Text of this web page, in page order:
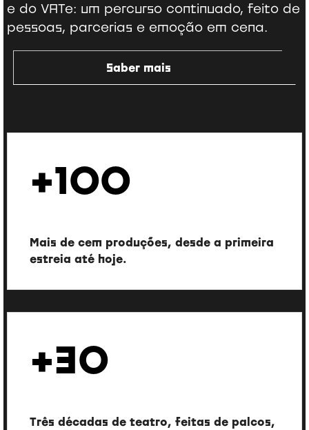
e do VATe: um percurso continuado, feito de
pessoas, parcerias e emoção em cena.
Saber mais
+100
Mais de cem produções, desde a primeira
estreia até hoje.
+30
Três décadas de teatro, feitas de palcos,